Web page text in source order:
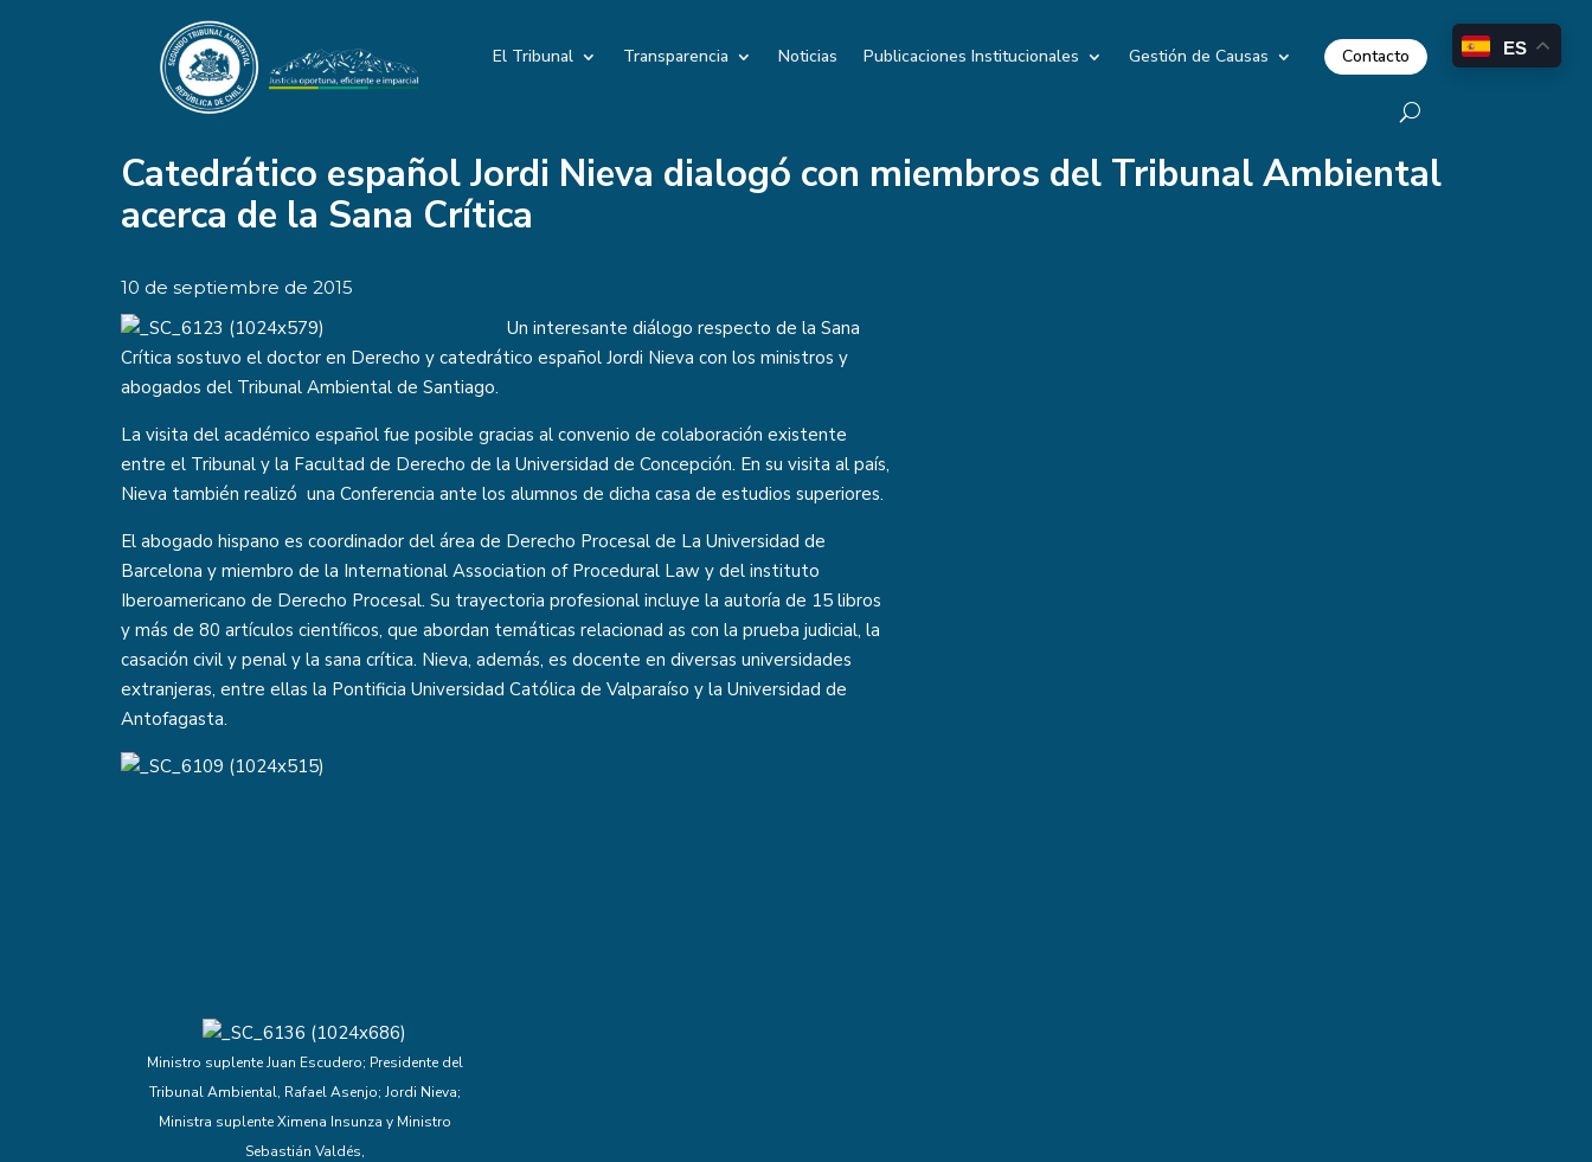
El Tribunal Transparencia Noticias Publicaciones Institucionales Gestión de Causas Contacto
Catedrático español Jordi Nieva dialogó con miembros del Tribunal Ambiental
acerca de la Sana Crítica
10 de septiembre de 2015
Un interesante diálogo respecto de la Sana
Crítica sostuvo el doctor en Derecho y catedrático español Jordi Nieva con los ministros y
abogados del Tribunal Ambiental de Santiago.
La visita del académico español fue posible gracias al convenio de colaboración existente
entre el Tribunal y la Facultad de Derecho de la Universidad de Concepción. En su visita al país,
Nieva también realizó una Conferencia ante los alumnos de dicha casa de estudios superiores.
El abogado hispano es coordinador del área de Derecho Procesal de La Universidad de
Barcelona y miembro de la International Association of Procedural Law y del instituto
Iberoamericano de Derecho Procesal. Su trayectoria profesional incluye la autoría de 15 libros
y más de 80 artículos científicos, que abordan temáticas relacionad as con la prueba judicial, la
casación civil y penal y la sana crítica. Nieva, además, es docente en diversas universidades
extranjeras, entre ellas la Pontificia Universidad Católica de Valparaíso y la Universidad de
Antofagasta.
Ministro suplente Juan Escudero; Presidente del
Tribunal Ambiental, Rafael Asenjo; Jordi Nieva;
Ministra suplente Ximena Insunza y Ministro
Sebastián Valdés,
ES